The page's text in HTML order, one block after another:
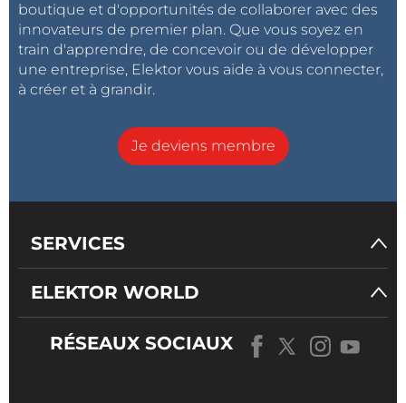
boutique et d'opportunités de collaborer avec des
innovateurs de premier plan. Que vous soyez en
train d'apprendre, de concevoir ou de développer
une entreprise, Elektor vous aide à vous connecter,
à créer et à grandir.
Je deviens membre
SERVICES
ELEKTOR WORLD
RÉSEAUX SOCIAUX